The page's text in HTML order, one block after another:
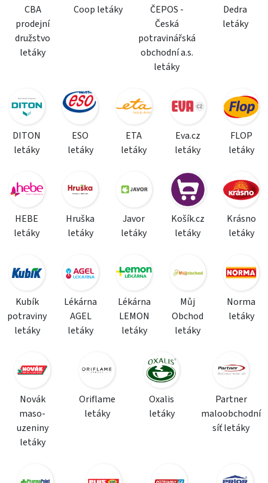
CBA
prodejní
družstvo
letáky
Coop letáky
ČEPOS -
Česká
potravinářská
obchodní a.s.
letáky
Dedra
letáky
DITON
letáky
ESO
letáky
ETA
letáky
Eva.cz
letáky
FLOP
letáky
HEBE
letáky
Hruška
letáky
Javor
letáky
Košík.cz
letáky
Krásno
letáky
Kubík
potraviny
letáky
Lékárna
AGEL
letáky
Lékárna
LEMON
letáky
Můj
Obchod
letáky
Norma
letáky
Novák
maso-
uzeniny
letáky
Oriflame
letáky
Oxalis
letáky
Partner
maloobchodní
síť letáky